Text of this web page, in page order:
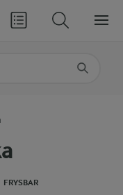
FRYSBAR